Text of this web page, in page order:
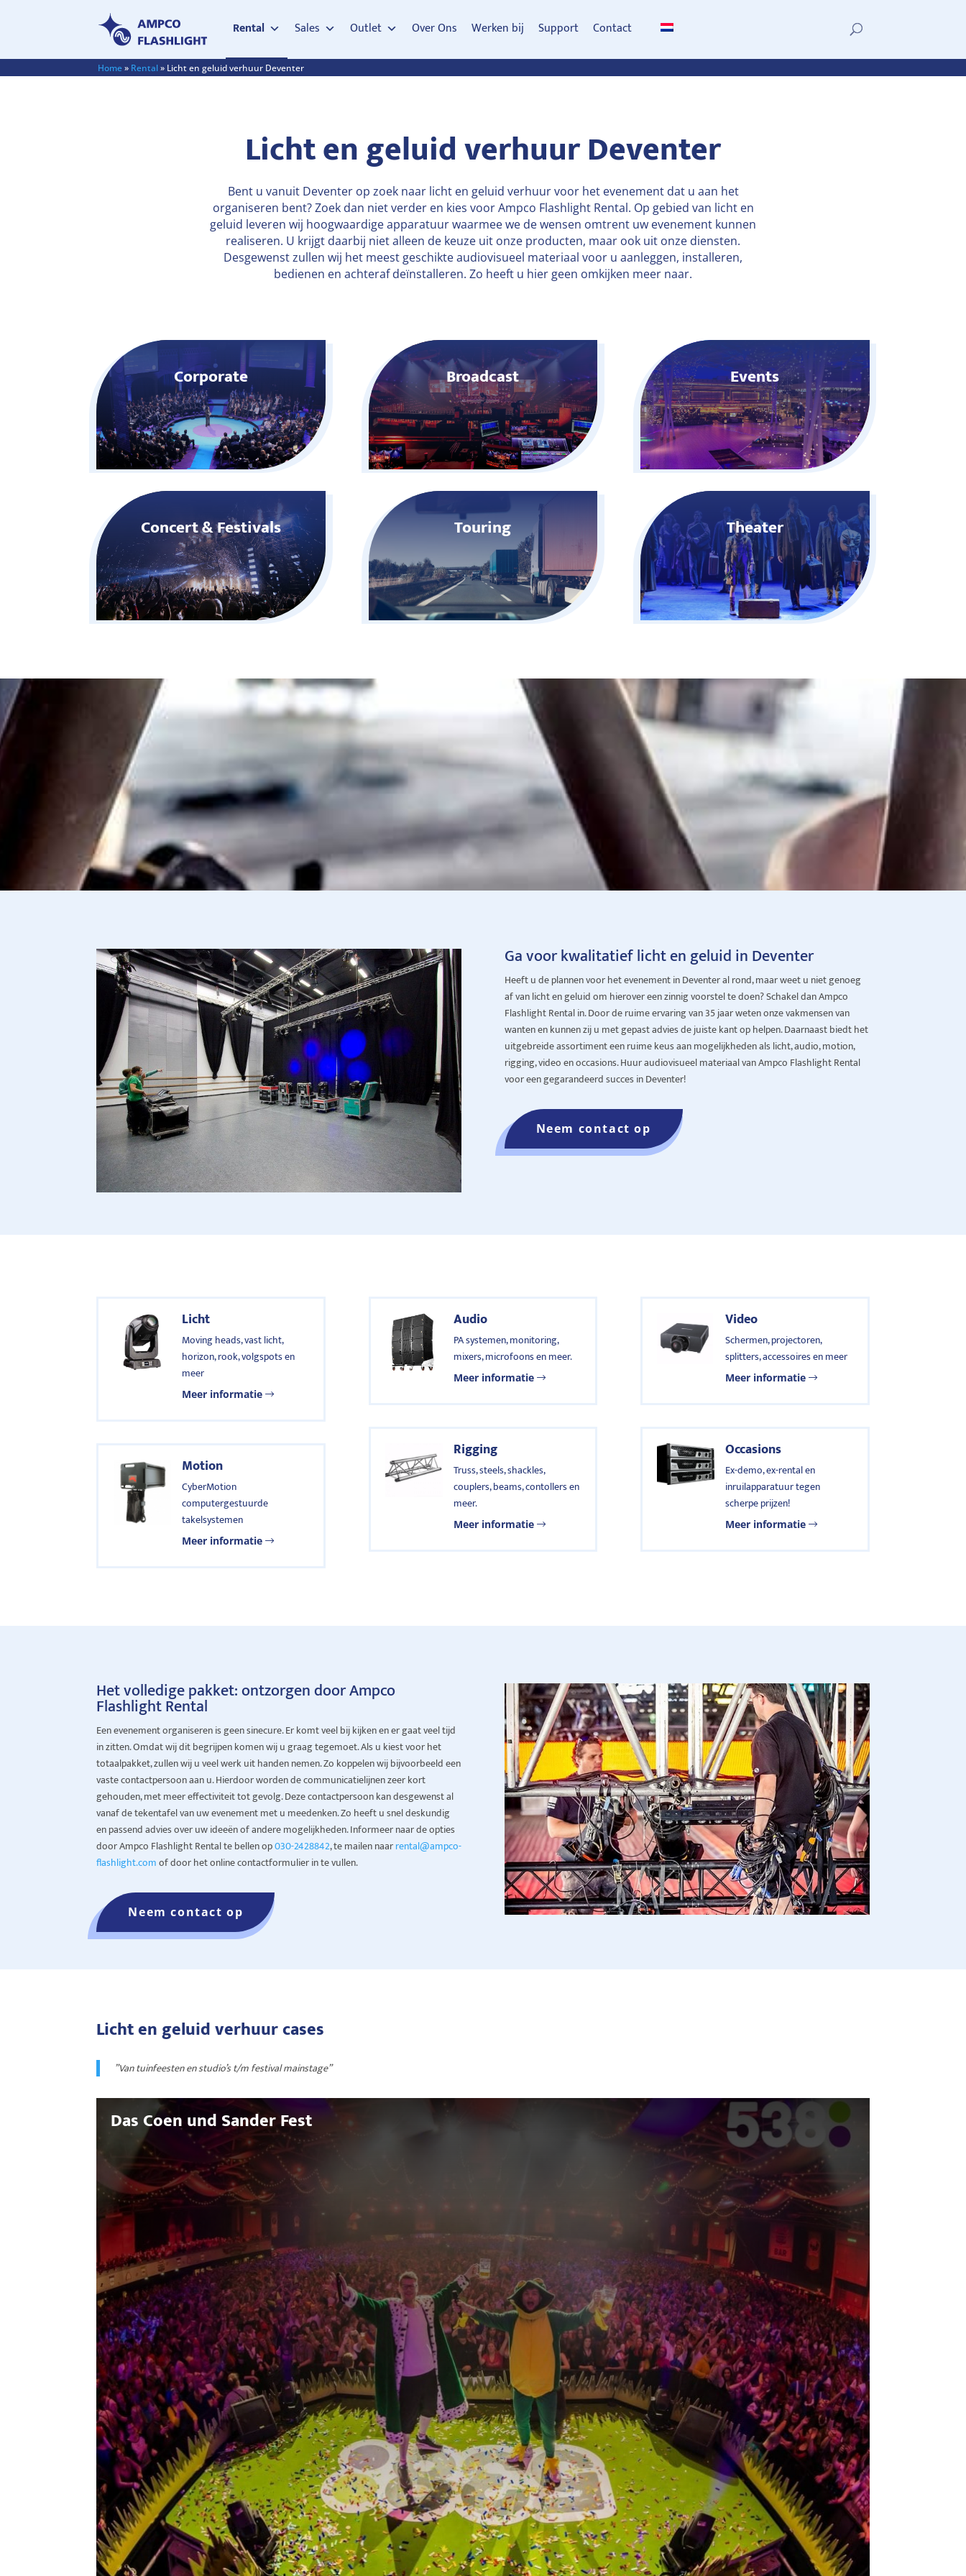
Rental Sales Outlet Over Ons Werken bij Support Contact
Home» Rental» Licht en geluid verhuur Deventer
Licht en geluid verhuur Deventer
Bent u vanuit Deventer op zoek naar licht en geluid verhuur voor het evenement dat u aan het
organiseren bent? Zoek dan niet verder en kies voor Ampco Flashlight Rental. Op gebied van licht en
geluid leveren wij hoogwaardige apparatuur waarmee we de wensen omtrent uw evenement kunnen
realiseren. U krijgt daarbij niet alleen de keuze uit onze producten, maar ook uit onze diensten.
Desgewenst zullen wij het meest geschikte audiovisueel materiaal voor u aanleggen, installeren,
bedienen en achteraf deïnstalleren. Zo heeft u hier geen omkijken meer naar.
Corporate
Concert & Festivals
Broadcast
Touring
Events
Theater
Ga voor kwalitatief licht en geluid in Deventer
Heeft u de plannen voor het evenement in Deventer al rond, maar weet u niet genoeg
af van licht en geluid om hierover een zinnig voorstel te doen? Schakel dan Ampco
Flashlight Rental in. Door de ruime ervaring van 35 jaar weten onze vakmensen van
wanten en kunnen zij u met gepast advies de juiste kant op helpen. Daarnaast biedt het
uitgebreide assortiment een ruime keus aan mogelijkheden als licht, audio, motion,
rigging, video en occasions. Huur audiovisueel materiaal van Ampco Flashlight Rental
voor een gegarandeerd succes in Deventer!
Neem contact op
Licht
Moving heads, vast licht,
horizon, rook, volgspots en
meer
Meer informatie
Motion
CyberMotion
computergestuurde
takelsystemen
Meer informatie
Audio
PA systemen, monitoring,
mixers, microfoons en meer.
Meer informatie
Rigging
Truss, steels, shackles,
couplers, beams, contollers en
meer.
Meer informatie
Video
Schermen, projectoren,
splitters, accessoires en meer
Meer informatie
Occasions
Ex-demo, ex-rental en
inruilapparatuur tegen
scherpe prijzen!
Meer informatie
Het volledige pakket: ontzorgen door Ampco
Flashlight Rental
Een evenement organiseren is geen sinecure. Er komt veel bij kijken en er gaat veel tijd
in zitten. Omdat wij dit begrijpen komen wij u graag tegemoet. Als u kiest voor het
totaalpakket, zullen wij u veel werk uit handen nemen. Zo koppelen wij bijvoorbeeld een
vaste contactpersoon aan u. Hierdoor worden de communicatielijnen zeer kort
gehouden, met meer effectiviteit tot gevolg. Deze contactpersoon kan desgewenst al
vanaf de tekentafel van uw evenement met u meedenken. Zo heeft u snel deskundig
en passend advies over uw ideeën of andere mogelijkheden. Informeer naar de opties
door Ampco Flashlight Rental te bellen op030-2428842, te mailen naarrental@ampco-
flashlight.comof door het online contactformulier in te vullen.
Neem contact op
Licht en geluid verhuur cases
”Van tuinfeesten en studio’s t/m festival mainstage”
Das Coen und Sander Fest